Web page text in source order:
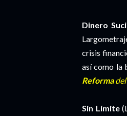
Dinero
crisis
así como la
Reformadel
Sin Límite